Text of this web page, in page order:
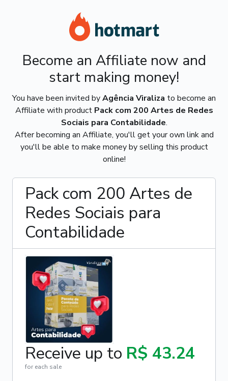
Become an Affiliate now and
start making money!
You have been invited byAgência Viraliza to become an
Affiliate with product Pack com 200 Artes de Redes
Sociais para Contabilidade.
After becoming an Affiliate, you'll get your own link and
you'll be able to make money by selling this product
online!
Pack com 200 Artes de
Redes Sociais para
Contabilidade
Receive up to R$ 43.24
for each sale